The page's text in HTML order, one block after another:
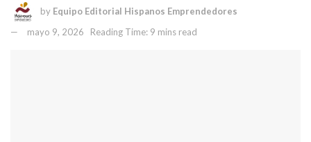
by Equipo Editorial Hispanos Emprendedores
mayo 9, 2026
Reading Time: 9 mins read